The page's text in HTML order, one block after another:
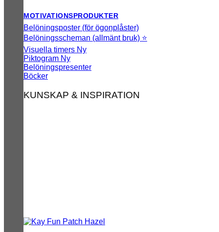
MOTIVATIONSPRODUKTER
Belöningsposter (för ögonplåster)
Belöningsscheman (allmänt bruk) ⭐
Visuella timers
Piktogram
Belöningspresenter
Böcker
KUNSKAP & INSPIRATION